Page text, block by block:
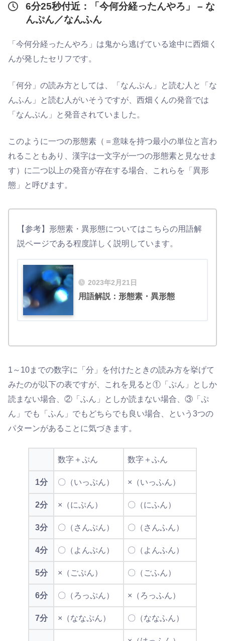
6分25秒付近：「今何分経ったんやろ」 – な
んぷん／なんふん
「今何分経ったんやろ」は鬼から逃げている途中に西畑く
んが発したセリフです。
「何分」の読み方としては、「なんぷん」と読む人と「な
んふん」と読む人がいそうですが、西畑くんの発音では
「なんぷん」と発音されていました。
このように一つの形態素（＝意味を持つ最小の単位と言わ
れることもあり、漢字は一文字が一つの形態素と見なせま
す）に二つ以上の発音が存在する場合、これらを「異形
態」と呼びます。
【参考】形態素・異形態についてはこちらの用語解
説ページである程度詳しく説明しています。
2023年2月21日
用語解説：形態素・異形態
1～10までの数字に「分」を付けたときの読み方を挙げて
みたのが以下の表ですが、これを見ると①「ぷん」としか
読まない場合、②「ふん」としか読まない場合、③「ぷ
ん」でも「ふん」でもどちらでも良い場合、という3つの
パターンがあることに気づきます。
数字＋ぷん 数字＋ふん
1分 〇（いっぷん） ×（いっふん）
2分 ×（にぷん） 〇（にふん）
3分 〇（さんぷん） 〇（さんふん）
4分 〇（よんぷん） 〇（よんふん）
5分 ×（ごぷん） 〇（ごふん）
6分 〇（ろっぷん） ×（ろっふん）
7分 ×（ななぷん） 〇（ななふん）